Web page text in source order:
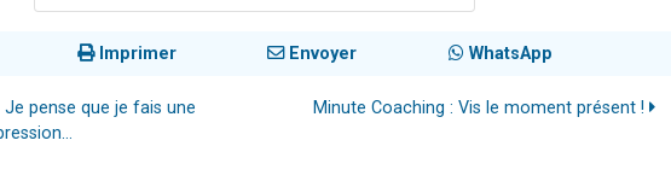
Imprimer Envoyer WhatsApp
pense que je fais une
Minute Coaching : Vis le moment présent !